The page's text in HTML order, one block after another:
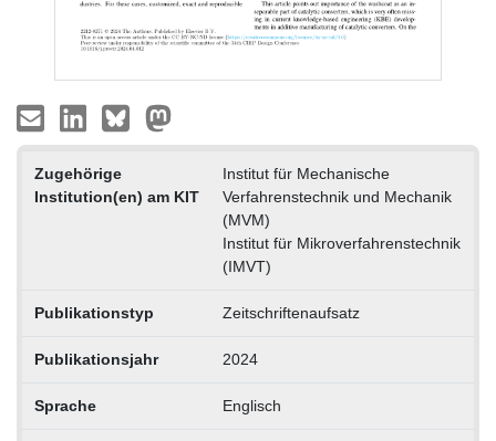
Zugehörige
Institution(en) am KIT
Institut für Mechanische
Verfahrenstechnik und Mechanik
(MVM)
Institut für Mikroverfahrenstechnik
(IMVT)
Publikationstyp Zeitschriftenaufsatz
Publikationsjahr 2024
Sprache Englisch